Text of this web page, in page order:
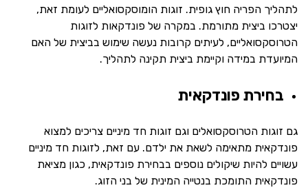
לתהליך הפריה חוץ גופית. זוגות הומוסקסואליים לעומת זאת,
יצטרכו ביצית מתורמת. במקרה של פונדקאות לזוגות
הטרוסקסואליים, לעיתים קרובות נעשה שימוש בביצית של האם
המיועדת במידה וקיימת ביצית תקינה לתהליך.
בחירת פונדקאית
גם זוגות הטרוסקסואלים וגם זוגות חד מיניים צריכים למצוא
פונדקאית מתאימה לשאת את ילדם. עם זאת, לזוגות חד מיניים
עשויים להיות שיקולים נוספים בבחירת פונדקאית, כגון מציאת
פונדקאית התומכת בנטייה המינית של בני הזוג.